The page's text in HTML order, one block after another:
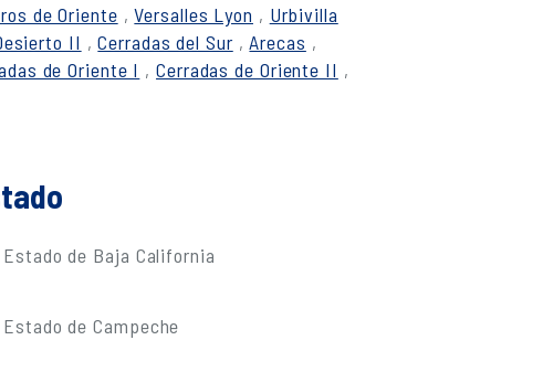
de Oriente ,Versalles Lyon , Urbivilla
II ,Cerradas del Sur ,Arecas ,
de Oriente I ,Cerradas de Oriente II ,
de Baja California
de Campeche